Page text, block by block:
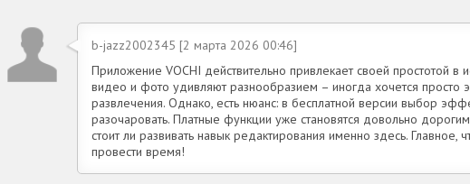
b-jazz2002345 [2 марта 2026 00:46]
Приложение VOCHI действительно привлекает своей простотой в
видео и фото удивляют разнообразием – иногда хочется просто
развлечения. Однако, есть нюанс: в бесплатной версии выбор
разочаровать. Платные функции уже становятся довольно
стоит ли развивать навык редактирования именно здесь.
провести время!